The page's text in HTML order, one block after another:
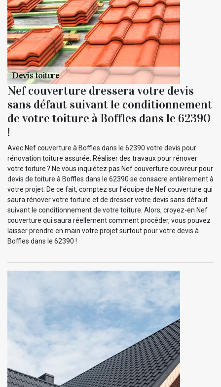
Nef couverture dressera votre devis
sans défaut suivant le conditionnement
de votre toiture à Boffles dans le 62390
!
Avec Nef couverture à Boffles dans le 62390 votre devis pour
rénovation toiture assurée. Réaliser des travaux pour rénover
votre toiture ? Ne vous inquiétez pas Nef couverture couvreur pour
devis de toiture à Boffles dans le 62390 se consacre entièrement à
votre projet. De ce fait, comptez sur l’équipe de Nef couverture qui
saura rénover votre toiture et de dresser votre devis sans défaut
suivant le conditionnement de votre toiture. Alors, croyez-en Nef
couverture qui saura réellement comment procéder, vous pouvez
laisser prendre en main votre projet surtout pour votre devis à
Boffles dans le 62390 !